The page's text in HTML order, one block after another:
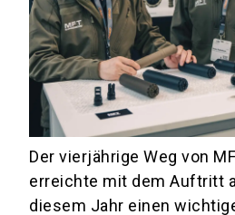
Der vierjährige Weg von
erreichte mit dem Auftritt
diesem Jahr einen